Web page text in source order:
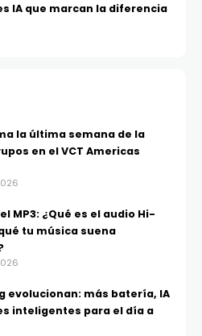
IA que marcan la diferencia
la última semana de la
en el VCT Americas
MP3: ¿Qué es el audio Hi-
tu música suena
evolucionan: más batería, IA
inteligentes para el día a